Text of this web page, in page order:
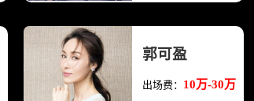
郭可盈
出场费： 10万-30万